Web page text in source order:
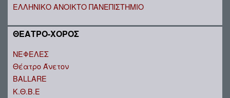
ΕΛΛΗΝΙΚΟ ΑΝΟΙΚΤΟ ΠΑΝΕΠΙΣΤΗΜΙΟ
ΘΕΑΤΡΟ-ΧΟΡΟΣ
ΝΕΦΕΛΕΣ
Θέατρο Άνετον
BALLARE
Κ.Θ.Β.Ε